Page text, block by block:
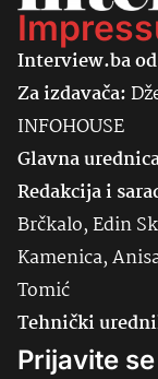
Interview.ba
Za izdavača:
INFOHOUSE
Glavna
Redakcija i
Brčkalo, Edin
Kamenica,
Tomić
Tehnički
Prijavite